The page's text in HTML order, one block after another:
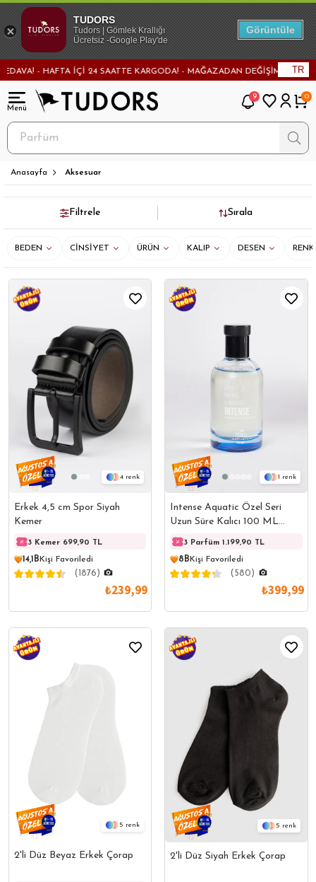
TL VE ÜZERİ ALIŞVERİŞLERDE KARGO BEDAVA! - HAFTA İÇİ 24 SAATTE
TR
9 0
Anasayfa Aksesuar
Filtrele Sırala
BEDEN CİNSİYET ÜRÜN KALIP DESEN RENK
4
Erkek 4,5 cm Spor Siyah
Kemer
3 Kemer 699,90 TL 3 Kemer 699,90 TL
14,1B Kişi Favoriledi
(1876)
₺239,99
1
Intense Aquatic Özel Seri
Uzun Süre Kalıcı 100 ML
EDC Erkek Parfüm
3 Parfüm 1.199,90 TL
8B Kişi Favoriledi
(580)
₺399,99
5
2'li Düz Beyaz Erkek Çorap
5
2'li Düz Siyah Erkek Çorap
TUDORS
Tudors | Gömlek Krallığı
Ücretsiz -Google Play'de
Görüntüle